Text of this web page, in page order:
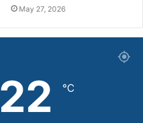
May 27, 2026
22 ℃